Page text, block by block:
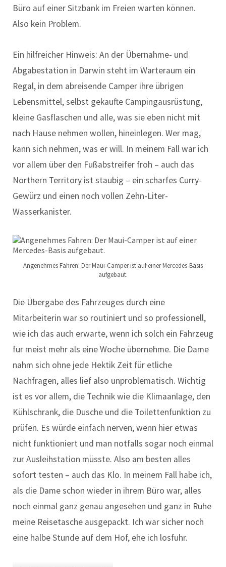
Büro auf einer Sitzbank im Freien warten können.
Also kein Problem.
Ein hilfreicher Hinweis: An der Übernahme- und
Abgabestation in Darwin steht im Warteraum ein
Regal, in dem abreisende Camper ihre übrigen
Lebensmittel, selbst gekaufte Campingausrüstung,
kleine Gasflaschen und alle, was sie eben nicht mit
nach Hause nehmen wollen, hineinlegen. Wer mag,
kann sich nehmen, was er will. In meinem Fall war ich
vor allem über den Fußabstreifer froh – auch das
Northern Territory ist staubig – ein scharfes Curry-
Gewürz und einen noch vollen Zehn-Liter-
Wasserkanister.
Angenehmes Fahren: Der Maui-Camper ist auf einer Mercedes-Basis
aufgebaut.
Die Übergabe des Fahrzeuges durch eine
Mitarbeiterin war so routiniert und so professionell,
wie ich das auch erwarte, wenn ich solch ein Fahrzeug
für meist mehr als eine Woche übernehme. Die Dame
nahm sich ohne jede Hektik Zeit für etliche
Nachfragen, alles lief also unproblematisch. Wichtig
ist es vor allem, die Technik wie die Klimaanlage, den
Kühlschrank, die Dusche und die Toilettenfunktion zu
prüfen. Es würde einfach nerven, wenn hier etwas
nicht funktioniert und man notfalls sogar noch einmal
zur Ausleihstation müsste. Also am besten alles
sofort testen – auch das Klo. In meinem Fall habe ich,
als die Dame schon wieder in ihrem Büro war, alles
noch einmal ganz genau angesehen und ganz in Ruhe
meine Reisetasche ausgepackt. Ich war sicher noch
eine halbe Stunde auf dem Hof, ehe ich losfuhr.